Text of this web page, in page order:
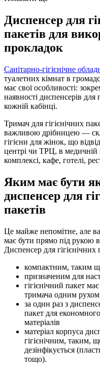
Диспенсер для
пакетів для
прокладок
Санітарно-гігієнічне
туалетних кімнат в
має свої особливості:
наявності диспенсерів для
кожній кабінці.
Тримач для гігієнічних
важливою дрібницею —
гігієни для жінок, що
центрі чи ТРЦ, в медичній
комплексі, кафе, готелі,
Яким має бути
диспенсер для
пакетів
Це майже непомітне, але
має бути прямо під рукою
Диспенсер для гігієнічних
компактним, таким
призначеним для
гігієнічний пакет
тримача одним
за один раз з
пакет для
матеріалів
матеріал корпуса
гігієнічним, таким,
дезінфікується
тощо).